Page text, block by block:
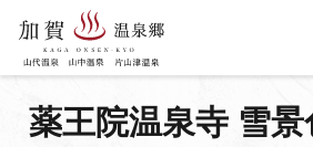
Language
薬王院温泉寺 雪景